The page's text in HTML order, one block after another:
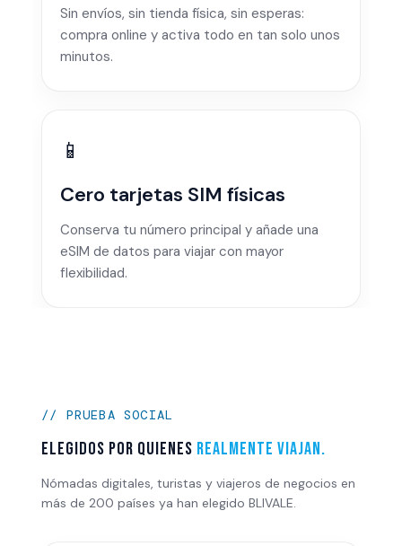
Sin envíos, sin tienda física, sin esperas:
compra online y activa todo en tan solo unos
minutos.
📱
Cero tarjetas SIM físicas
Conserva tu número principal y añade una
eSIM de datos para viajar con mayor
flexibilidad.
// PRUEBA SOCIAL
Elegidos por quienes realmente viajan.
Nómadas digitales, turistas y viajeros de negocios en
más de 200 países ya han elegido BLIVALE.